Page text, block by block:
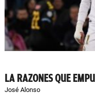
LA RAZONES QUE
José Alonso